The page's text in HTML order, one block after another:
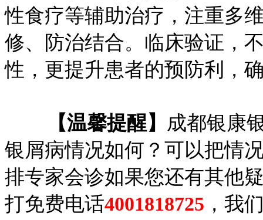
性食疗等辅助治疗，注重多
修、防治结合。临床验证，
性，更提升患者的预防利，
【温馨提醒】 成都银康
银屑病情况如何？可以把情
排专家会诊如果您还有其他
打免费电话4001818725 ，我